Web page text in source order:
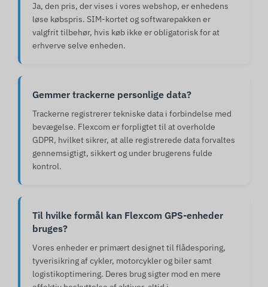
Ja, den pris, der vises i vores webshop, er enhedens
løse købspris. SIM-kortet og softwarepakken er
valgfrit tilbehør, hvis køb ikke er obligatorisk for at
erhverve selve enheden.
Gemmer trackerne personlige data?
Trackerne registrerer tekniske data i forbindelse med
bevægelse. Flexcom er forpligtet til at overholde
GDPR, hvilket sikrer, at alle registrerede data forvaltes
gennemsigtigt, sikkert og under brugerens fulde
kontrol.
Til hvilke formål kan Flexcom GPS-enheder
bruges?
Vores enheder er primært designet til flådesporing,
tyverisikring af cykler, motorcykler og biler samt
logistikoptimering. Deres brug sigter mod en mere